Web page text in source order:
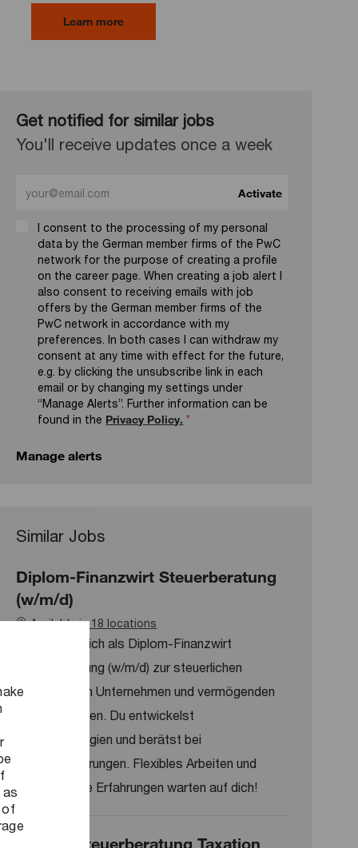
of
Learn more
Get notified for similar jobs
You'll receive updates once a week
I consent to the processing of my personal
data by the German member firms of the PwC
network for the purpose of creating a profile
on the career page. When creating a job alert I
also consent to receiving emails with job
offers by the German member firms of the
PwC network in accordance with my
preferences. In both cases I can withdraw my
consent at any time with effect for the future,
e.g. by clicking the unsubscribe link in each
email or by changing my settings under
“Manage Alerts”. Further information can be
found in the Privacy Policy. *
Activate
Manage alerts
Similar Jobs
Diplom-Finanzwirt Steuerberatung
(w/m/d)
Available in 18 locations
Wir suchen dich als Diplom-Finanzwirt
Steuerberatung (w/m/d) zur steuerlichen
Beratung von Unternehmen und vermögenden
Privatpersonen. Du entwickelst
Steuerstrategien und berätst bei
Umstrukturierungen. Flexibles Arbeiten und
internationale Erfahrungen warten auf dich!
Trainee Steuerberatung Taxation